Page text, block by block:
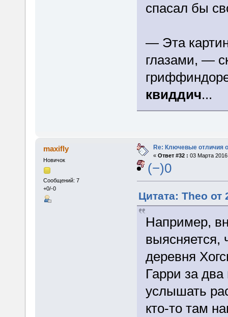
спасал бы
— Эта
глазами, —
квиддич...
maxifly
Новичок
Сообщений: 7
+0/-0
Re: Ключевые отличия
« Ответ #32 : 03 Марта
(−)0
Цитата: Theo от
Например,
выясняется,
деревня
Гарри за
услышать
кто-то там